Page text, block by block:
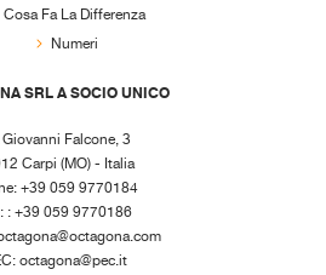
Cosa Fa La Differenza
Numeri
SRL A SOCIO UNICO
Falcone, 3
Carpi (MO) - Italia
+39 059 9770184
: +39 059 9770186
octagona@pec.it